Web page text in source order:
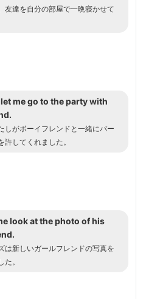
友達を自分の部屋で一晩寝かせて
me go to the party with
しがボーイフレンドと一緒にパー
許してくれました。
look at the photo of his
は新しいガールフレンドの写真を
た。